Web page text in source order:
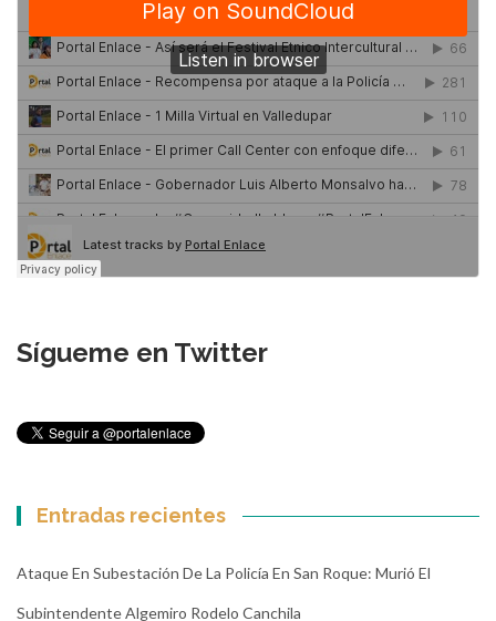
Sígueme en Twitter
Entradas recientes
Ataque En Subestación De La Policía En San Roque: Murió El
Subintendente Algemiro Rodelo Canchila